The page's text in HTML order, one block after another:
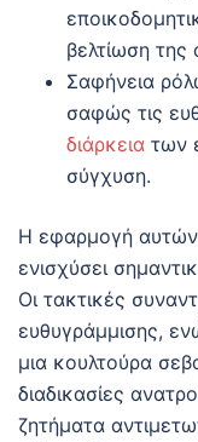
βελτίωση
Σαφήνεια
σαφώς τις
διάρκεια των
σύγχυση.
Η εφαρμογή
ενισχύσει
Οι τακτικές
ευθυγράμμισης,
μια κουλτούρα
διαδικασίες
ζητήματα